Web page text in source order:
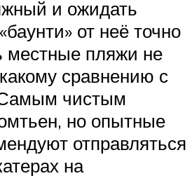
и ожидать
от неё точно
местные пляжи не
сравнению с
чистым
но опытные
отправляться
на